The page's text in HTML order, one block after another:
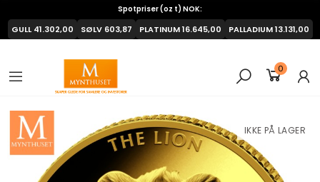
0
Spotpriser (oz t) NOK:
GULL41.302,00 SØLV 603,87 PLATINUM16.645,00 PALLADIUM13.131,00
IKKE PÅ LAGER